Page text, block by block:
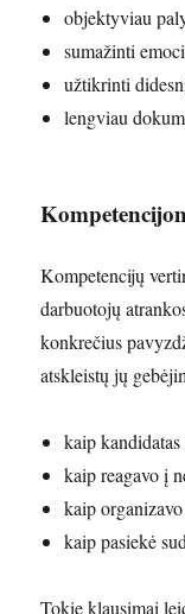
objektyviau
sumažinti
užtikrinti
lengviau
Kompetencijų
darbuotojų
konkrečius
atskleistų jų
kaip
kaip reagavo į
kaip
kaip pasiekė
Tokie klausimai